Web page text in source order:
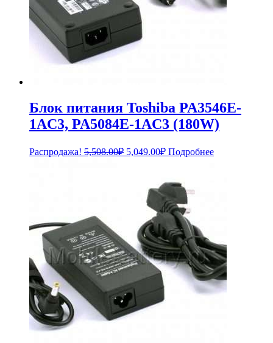
Блок питания Toshiba PA3546E-
1AC3, PA5084E-1AC3 (180W)
Распродажа! 5,508.00₽ Первоначальная
5,508.00₽.
5,049.00₽Текущая
цена:
Подробнее